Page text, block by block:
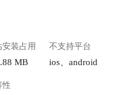
安装占用
MB
不支持平台
ios、android
性